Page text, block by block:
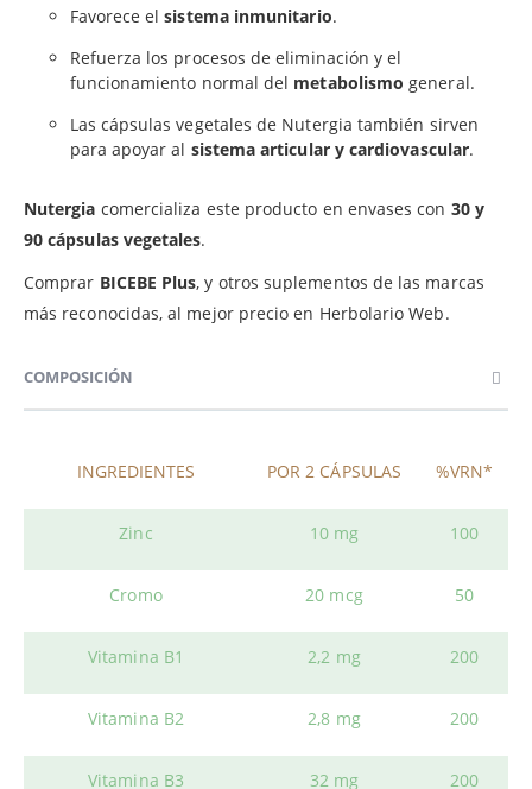
Favorece elsistema inmunitario.
Refuerza los procesos de eliminación y el
funcionamiento normal del metabolismo general.
Las cápsulas vegetales de Nutergia también sirven
para apoyar al sistema articular y cardiovascular.
Nutergia comercializa este producto en envases con 30 y
90 cápsulas vegetales.
Comprar BICEBE Plus, y otros suplementos de las marcas
más reconocidas, al mejor precio en Herbolario Web.
COMPOSICIÓN
INGREDIENTES POR 2 CÁPSULAS %VRN*
Zinc 10 mg 100
Cromo 20 mcg 50
Vitamina B1 2,2 mg 200
Vitamina B2 2,8 mg 200
Vitamina B3 32 mg 200